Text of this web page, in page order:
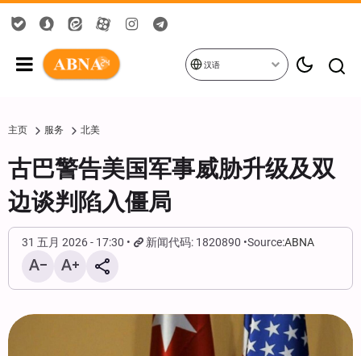
汉语
主页 服务 北美
古巴警告美国军事威胁升级及双
边谈判陷入僵局
31 五月 2026 - 17:30 新闻代码: 1820890 Source:ABNA